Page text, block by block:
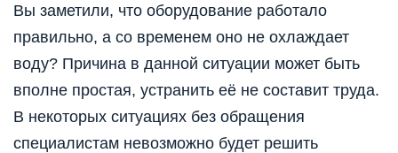
Вы заметили, что оборудование работало
правильно, а со временем оно не охлаждает
воду? Причина в данной ситуации может быть
вполне простая, устранить её не составит труда.
В некоторых ситуациях без обращения
специалистам невозможно будет решить